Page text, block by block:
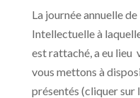
La journée annuelle
Intellectuelle à
est rattaché, a eu lieu
vous mettons à
présentés (cliquer sur